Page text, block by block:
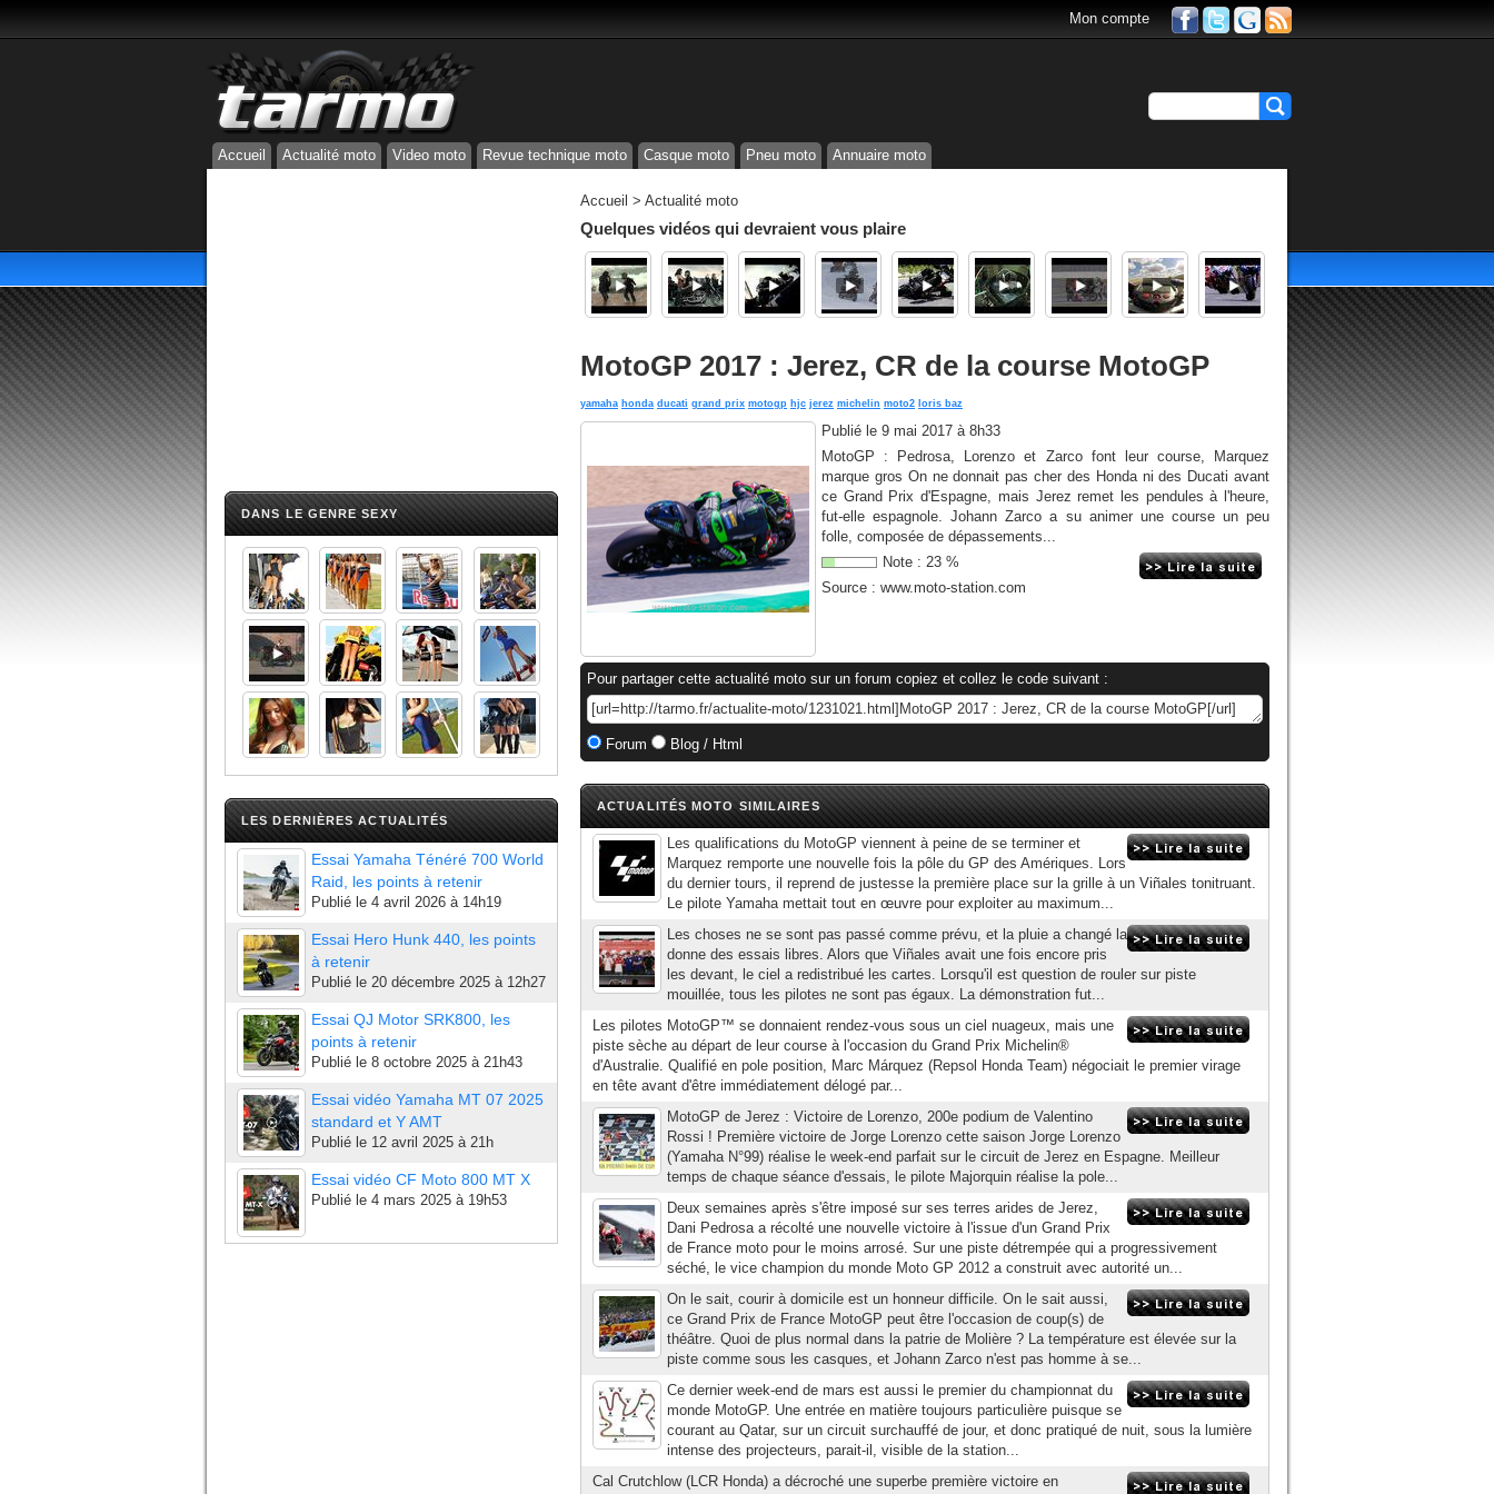
Mon compte
Accueil Actualité moto Video moto Revue technique moto Casque moto Pneu moto Annuaire moto
DANS LE GENRE SEXY
LES DERNIÈRES ACTUALITÉS
Essai Yamaha Ténéré 700 World
Raid, les points à retenir
Publié le 4 avril 2026 à 14h19
Essai Hero Hunk 440, les points
à retenir
Publié le 20 décembre 2025 à 12h27
Essai QJ Motor SRK800, les
points à retenir
Publié le 8 octobre 2025 à 21h43
Essai vidéo Yamaha MT 07 2025
standard et Y AMT
Publié le 12 avril 2025 à 21h
Essai vidéo CF Moto 800 MT X
Publié le 4 mars 2025 à 19h53
Accueil > Actualité moto
Quelques vidéos qui devraient vous plaire
MotoGP 2017 : Jerez, CR de la course MotoGP
yamaha honda ducati grand prix motogp hjc jerez michelin moto2 loris baz
Publié le 9 mai 2017 à 8h33
MotoGP : Pedrosa, Lorenzo et Zarco font leur course, Marquez
marque gros On ne donnait pas cher des Honda ni des Ducati avant
ce Grand Prix d'Espagne, mais Jerez remet les pendules à l'heure,
fut-elle espagnole. Johann Zarco a su animer une course un peu
folle, composée de dépassements...
Note : 23 %
Source : www.moto-station.com
Pour partager cette actualité moto sur un forum copiez et collez le code suivant :
Forum Blog / Html
ACTUALITÉS MOTO SIMILAIRES
Les qualifications du MotoGP viennent à peine de se terminer et
Marquez remporte une nouvelle fois la pôle du GP des Amériques. Lors
du dernier tours, il reprend de justesse la première place sur la grille à un Viñales tonitruant.
Le pilote Yamaha mettait tout en œuvre pour exploiter au maximum...
Les choses ne se sont pas passé comme prévu, et la pluie a changé la
donne des essais libres. Alors que Viñales avait une fois encore pris
les devant, le ciel a redistribué les cartes. Lorsqu'il est question de rouler sur piste
mouillée, tous les pilotes ne sont pas égaux. La démonstration fut...
Les pilotes MotoGP™ se donnaient rendez-vous sous un ciel nuageux, mais une
piste sèche au départ de leur course à l'occasion du Grand Prix Michelin®
d'Australie. Qualifié en pole position, Marc Márquez (Repsol Honda Team) négociait le premier virage
en tête avant d'être immédiatement délogé par...
MotoGP de Jerez : Victoire de Lorenzo, 200e podium de Valentino
Rossi ! Première victoire de Jorge Lorenzo cette saison Jorge Lorenzo
(Yamaha N°99) réalise le week-end parfait sur le circuit de Jerez en Espagne. Meilleur
temps de chaque séance d'essais, le pilote Majorquin réalise la pole...
Deux semaines après s'être imposé sur ses terres arides de Jerez,
Dani Pedrosa a récolté une nouvelle victoire à l'issue d'un Grand Prix
de France moto pour le moins arrosé. Sur une piste détrempée qui a progressivement
séché, le vice champion du monde Moto GP 2012 a construit avec autorité un...
On le sait, courir à domicile est un honneur difficile. On le sait aussi,
ce Grand Prix de France MotoGP peut être l'occasion de coup(s) de
théâtre. Quoi de plus normal dans la patrie de Molière ? La température est élevée sur la
piste comme sous les casques, et Johann Zarco n'est pas homme à se...
Ce dernier week-end de mars est aussi le premier du championnat du
monde MotoGP. Une entrée en matière toujours particulière puisque se
courant au Qatar, sur un circuit surchauffé de jour, et donc pratiqué de nuit, sous la lumière
intense des projecteurs, parait-il, visible de la station...
Cal Crutchlow (LCR Honda) a décroché une superbe première victoire en